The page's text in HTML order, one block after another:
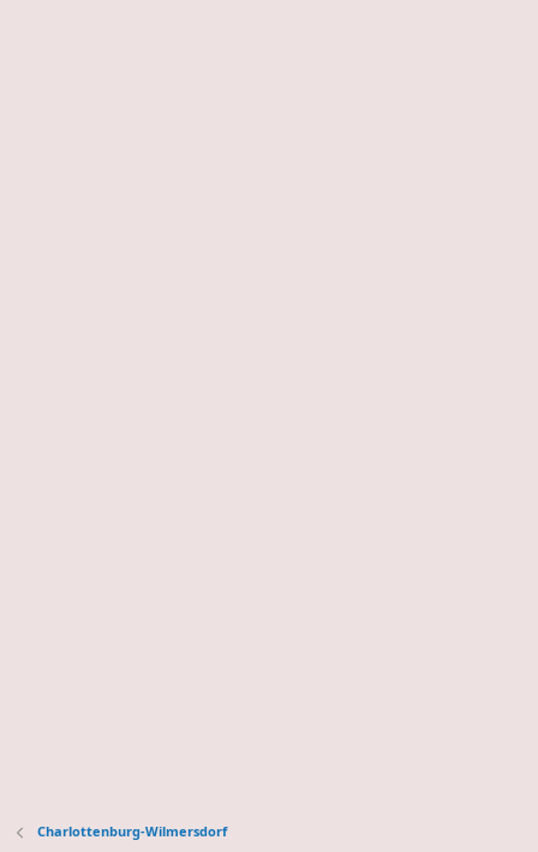
Charlottenburg-Wilmersdorf